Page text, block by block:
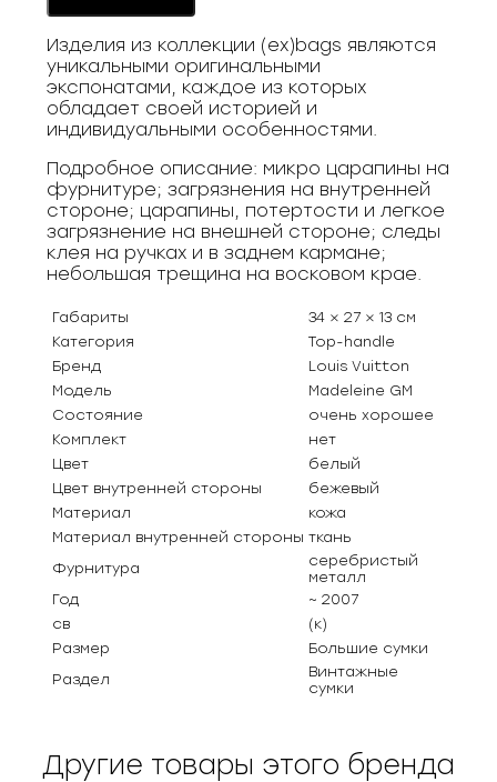
Изделия из коллекции (ex)bags являются
уникальными оригинальными
экспонатами, каждое из которых
обладает своей историей и
индивидуальными особенностями.
Подробное описание: микро царапины на
фурнитуре; загрязнения на внутренней
стороне; царапины, потертости и легкое
загрязнение на внешней стороне; следы
клея на ручках и в заднем кармане;
небольшая трещина на восковом крае.
Габариты
34 × 27 × 13 см
Категория
Top-handle
Бренд
Louis Vuitton
Модель
Madeleine GM
Состояние
очень хорошее
Комплект
нет
Цвет
белый
Цвет внутренней стороны
бежевый
Материал
кожа
Материал внутренней стороны ткань
Фурнитура
серебристый
металл
Год
~ 2007
св
(к)
Размер
Большие сумки
Раздел
Винтажные
сумки
Другие товары этого бренда